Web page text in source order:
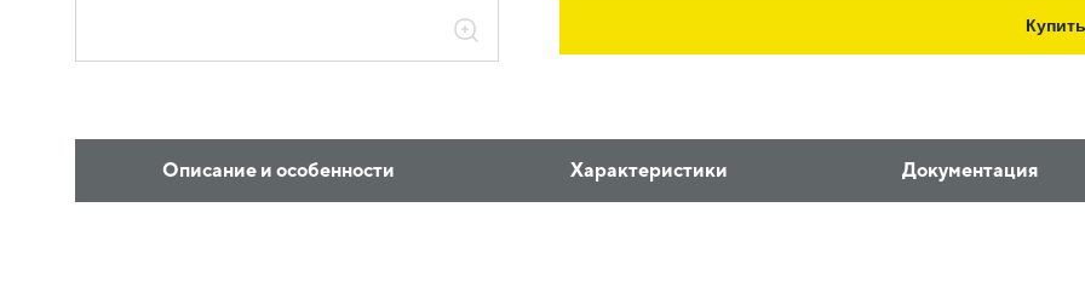
Купить
Описание и особенности Характеристики Документация